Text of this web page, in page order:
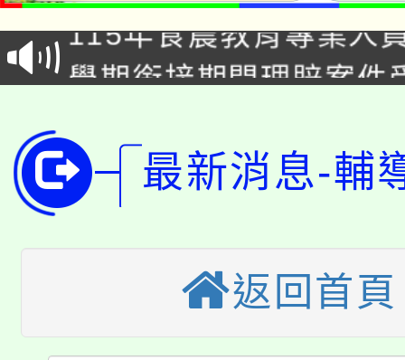
會
程
學期銜接期間理賠案件
版
公告本校115學年度第
代理(課)教師甄選結果(
「2026金融保險知識
車」活動
桃園市115學年度學生
生本土語及新住民語歌
公告本校115學年度第
代理(課)教師甄選結果(
公告本校115學年度第
最新消息-輔
返回首頁